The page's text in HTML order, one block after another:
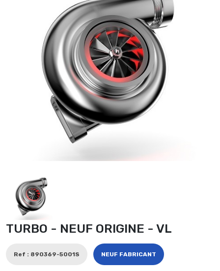
TURBO - NEUF ORIGINE - VL
Ref : 890369-5001S NEUF FABRICANT